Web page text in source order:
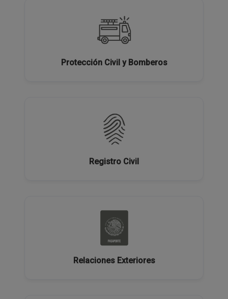
Protección Civil y Bomberos
Registro Civil
Relaciones Exteriores